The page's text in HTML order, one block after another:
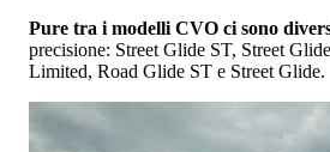
Pure tra i modelli CVO ci sono
precisione: Street Glide ST, Street
Limited, Road Glide ST e Street Glide.